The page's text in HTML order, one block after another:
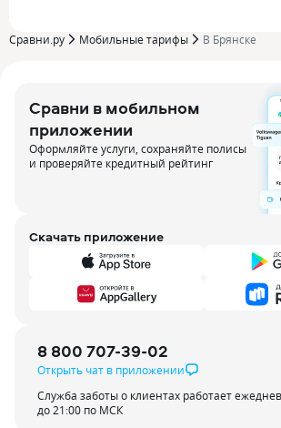
Сравни.ру Мобильные тарифы В Брянске
Сравни в мобильном
приложении
Оформляйте услуги, сохраняйте полисы
и проверяйте кредитный рейтинг
Скачать приложение
8 800 707-39-02
Открыть чат в приложении
Служба заботы о клиентах работает
до 21:00 по МСК